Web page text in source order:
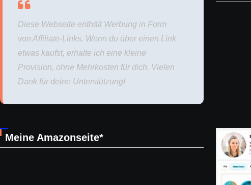
Diese Webseite enthält Werbung in Form
von Affiliate-Links. Wenn du über einen Link
etwas kaufst, erhalte ich eine kleine
Provision, ohne Mehrkosten für dich. Vielen
Dank für deine Unterstützung!
Meine Amazonseite*